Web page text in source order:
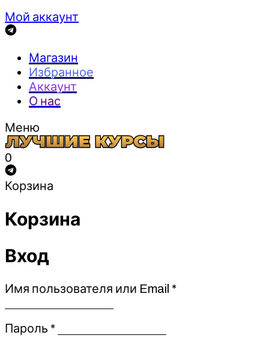
Мой аккаунт
Магазин
Избранное
Аккаунт
О нас
Меню
0
Корзина
Корзина
Вход
Имя пользователя или Email *Обязательно
Пароль *Обязательно